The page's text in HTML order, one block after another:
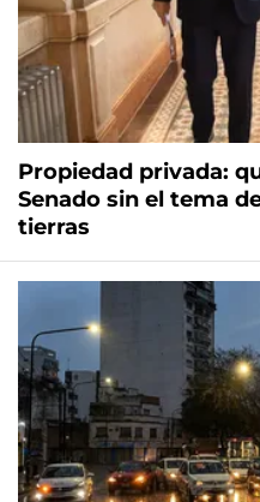
Propiedad privada:
Senado sin el tema
tierras